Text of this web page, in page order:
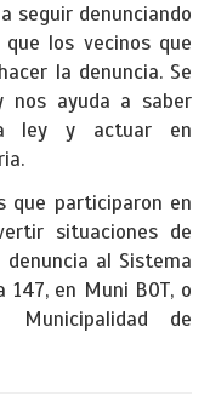
seguir denunciando
que los vecinos que
la denuncia. Se
nos ayuda a saber
ley y actuar en
que participaron en
situaciones de
al Sistema
en Muni BOT, o
de